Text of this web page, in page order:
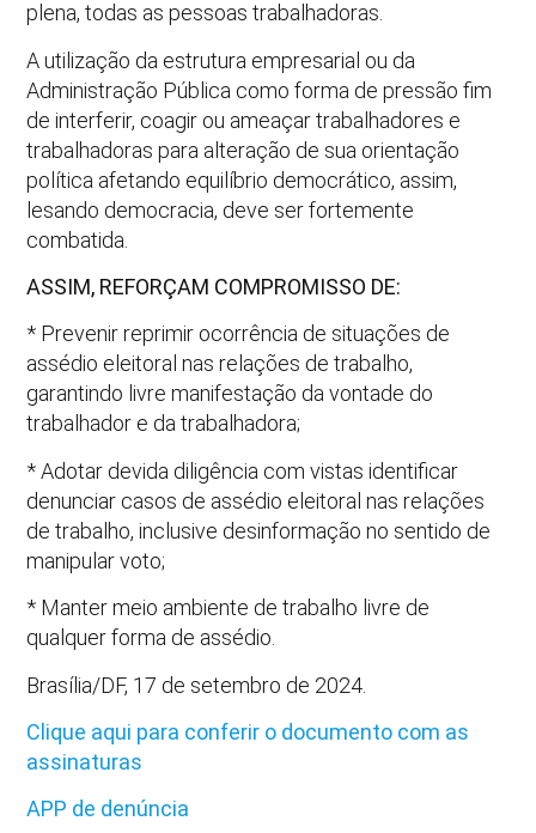
plena, todas as pessoas trabalhadoras.
A utilização da estrutura empresarial ou da
Administração Pública como forma de pressão fim
de interferir, coagir ou ameaçar trabalhadores e
trabalhadoras para alteração de sua orientação
política afetando equilíbrio democrático, assim,
lesando democracia, deve ser fortemente
combatida.
ASSIM, REFORÇAM COMPROMISSO DE:
* Prevenir reprimir ocorrência de situações de
assédio eleitoral nas relações de trabalho,
garantindo livre manifestação da vontade do
trabalhador e da trabalhadora;
* Adotar devida diligência com vistas identificar
denunciar casos de assédio eleitoral nas relações
de trabalho, inclusive desinformação no sentido de
manipular voto;
* Manter meio ambiente de trabalho livre de
qualquer forma de assédio.
Brasília/DF, 17 de setembro de 2024.
Clique aqui para conferir o documento com as
assinaturas
APP de denúncia